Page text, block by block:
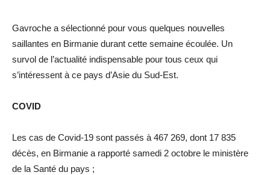
Gavroche a sélectionné pour vous quelques nouvelles
saillantes en Birmanie durant cette semaine écoulée. Un
survol de l’actualité indispensable pour tous ceux qui
s’intéressent à ce pays d’Asie du Sud-Est.
COVID
Les cas de Covid-19 sont passés à 467 269, dont 17 835
décès, en Birmanie a rapporté samedi 2 octobre le ministère
de la Santé du pays ;